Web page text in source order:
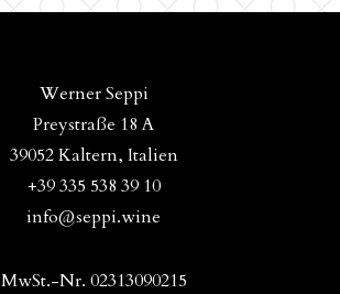
Werner Seppi
Preystraße 18 A
39052 Kaltern, Italien
+39 335 538 39 10
info@seppi.wine
MwSt.-Nr. 02313090215